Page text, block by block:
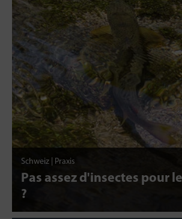
Schweiz | Praxis
Pas assez d'insectes pour
?